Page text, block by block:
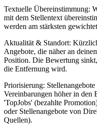
Textuelle Übereinstimmung:
mit dem Stellentext
werden am stärksten
Aktualität & Standort:
Angebote, die näher an
Position. Die Bewertung
die Entfernung wird.
Priorisierung:
Vereinbarungen höher in den
'TopJobs' (bezahlte
oder Stellenangebote von
Quellen).